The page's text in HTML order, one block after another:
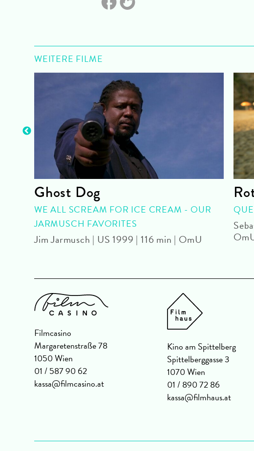
WEITERE FILME
Ghost Dog
WE ALL SCREAM FOR ICE CREAM - OUR
JARMUSCH FAVORITES
Jim Jarmusch | US 1999 | 116 min | OmU
Filmcasino
Margaretenstraße 78
1050 Wien
01 / 587 90 62
kassa@filmcasino.at
Kino am Spittelberg
Spittelberggasse 3
1070 Wien
01 / 890 72 86
kassa@filmhaus.at